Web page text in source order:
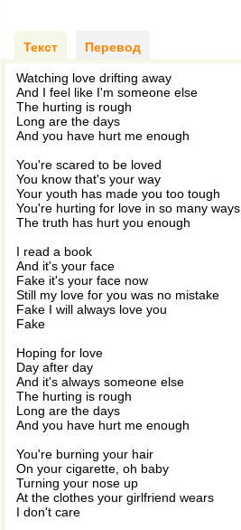
Текст Перевод
Watching love drifting away
And I feel like I'm someone else
The hurting is rough
Long are the days
And you have hurt me enough
You're scared to be loved
You know that's your way
Your youth has made you too tough
You're hurting for love in so many ways
The truth has hurt you enough
I read a book
And it's your face
Fake it's your face now
Still my love for you was no mistake
Fake I will always love you
Fake
Hoping for love
Day after day
And it's always someone else
The hurting is rough
Long are the days
And you have hurt me enough
You're burning your hair
On your cigarette, oh baby
Turning your nose up
At the clothes your girlfriend wears
I don't care